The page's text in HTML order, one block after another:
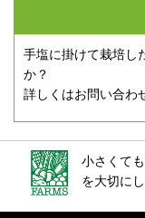
手塩に掛けて栽培し
か？
詳しくはお問い合わ
小さくて
を大切に